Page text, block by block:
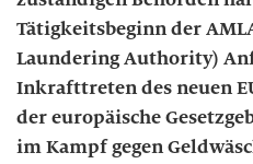
Tätigkeitsbeginn der
Laundering Authority)
Inkrafttreten des neuen
der europäische
im Kampf gegen